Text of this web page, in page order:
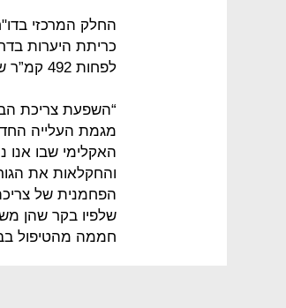
החלק המרכזי
כריתת היערות
לפחות 492 קמ”ר של יער בכל דרום אמריקה, השווים ל־70,286 מגרשי כדורגל”.
“השפעת צריכת
מגמת העלייה
האקלימי שבו
והחקלאות את
הפחמנית של
שלפיו בקר שהן
חממה מהטיפול